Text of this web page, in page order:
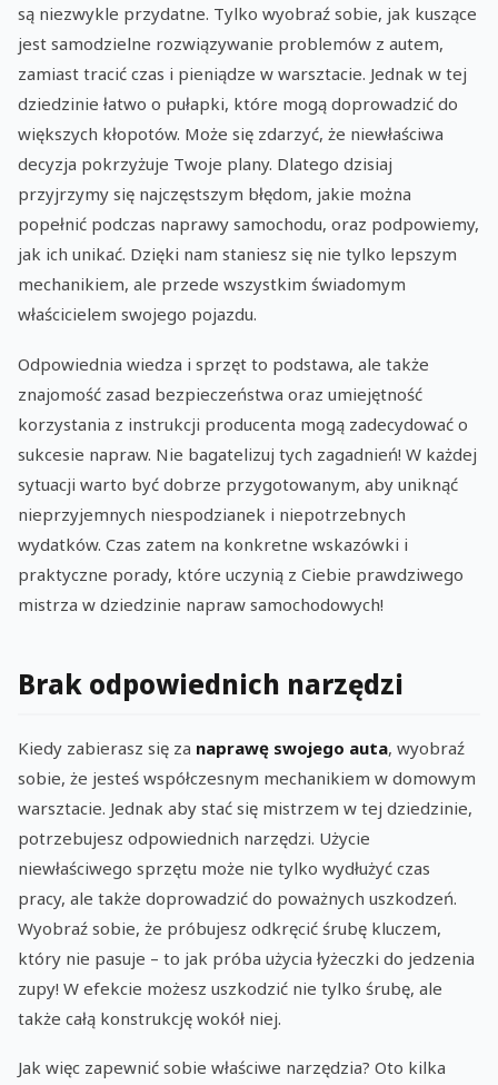
są niezwykle przydatne. Tylko wyobraź sobie, jak kuszące
jest samodzielne rozwiązywanie problemów z autem,
zamiast tracić czas i pieniądze w warsztacie. Jednak w tej
dziedzinie łatwo o pułapki, które mogą doprowadzić do
większych kłopotów. Może się zdarzyć, że niewłaściwa
decyzja pokrzyżuje Twoje plany. Dlatego dzisiaj
przyjrzymy się najczęstszym błędom, jakie można
popełnić podczas naprawy samochodu, oraz podpowiemy,
jak ich unikać. Dzięki nam staniesz się nie tylko lepszym
mechanikiem, ale przede wszystkim świadomym
właścicielem swojego pojazdu.
Odpowiednia wiedza i sprzęt to podstawa, ale także
znajomość zasad bezpieczeństwa oraz umiejętność
korzystania z instrukcji producenta mogą zadecydować o
sukcesie napraw. Nie bagatelizuj tych zagadnień! W każdej
sytuacji warto być dobrze przygotowanym, aby uniknąć
nieprzyjemnych niespodzianek i niepotrzebnych
wydatków. Czas zatem na konkretne wskazówki i
praktyczne porady, które uczynią z Ciebie prawdziwego
mistrza w dziedzinie napraw samochodowych!
Brak odpowiednich narzędzi
Kiedy zabierasz się za naprawę swojego auta, wyobraź
sobie, że jesteś współczesnym mechanikiem w domowym
warsztacie. Jednak aby stać się mistrzem w tej dziedzinie,
potrzebujesz odpowiednich narzędzi. Użycie
niewłaściwego sprzętu może nie tylko wydłużyć czas
pracy, ale także doprowadzić do poważnych uszkodzeń.
Wyobraź sobie, że próbujesz odkręcić śrubę kluczem,
który nie pasuje – to jak próba użycia łyżeczki do jedzenia
zupy! W efekcie możesz uszkodzić nie tylko śrubę, ale
także całą konstrukcję wokół niej.
Jak więc zapewnić sobie właściwe narzędzia? Oto kilka